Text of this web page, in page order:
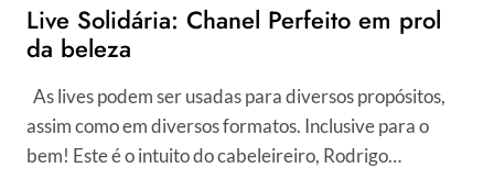
Live Solidária: Chanel Perfeito em prol
da beleza
As lives podem ser usadas para diversos propósitos,
assim como em diversos formatos. Inclusive para o
bem! Este é o intuito do cabeleireiro, Rodrigo…